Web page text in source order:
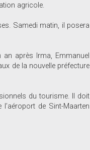
agricole.
Samedi matin, il posera
après Irma, Emmanuel
de la nouvelle préfecture
du tourisme. Il doit
de Sint-Maarten